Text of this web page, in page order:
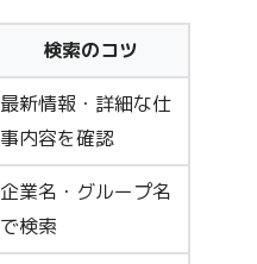
検索のコツ
最新情報・詳細な仕
事内容を確認
企業名・グループ名
で検索